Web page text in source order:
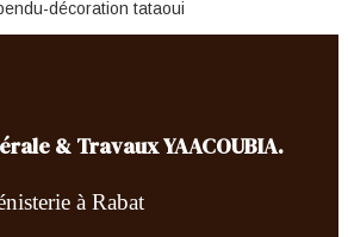
décoration tataoui
& Travaux YAACOUBIA.
à Rabat